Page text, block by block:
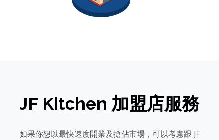
JF Kitchen 加盟店服務
如果你想以最快速度開業及搶佔市場，可以考慮跟 JF